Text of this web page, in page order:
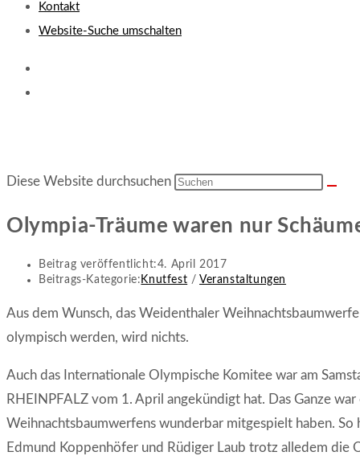
Kontakt
Website-Suche umschalten
Diese Website durchsuchen
Olympia-Träume waren nur
Beitrag veröffentlicht:4. April 2017
Beitrags-Kategorie: Knutfest / Veranstaltungen
Aus dem Wunsch, das Weidenthaler
olympisch werden, wird nichts.
Auch das Internationale Olympische Komitee war am
RHEINPFALZ vom 1. April angekündigt hat. Das Ganze
Weihnachtsbaumwerfens wunderbar mitgespielt haben.
Edmund Koppenhöfer und Rüdiger Laub trotz alledem